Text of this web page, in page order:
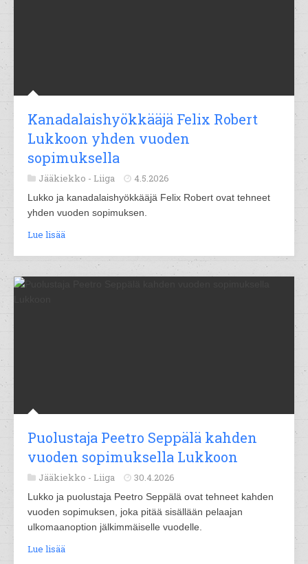
Kanadalaishyökkääjä Felix Robert
Lukkoon yhden vuoden
sopimuksella
Jääkiekko - Liiga 4.5.2026
Lukko ja kanadalaishyökkääjä Felix Robert ovat tehneet
yhden vuoden sopimuksen.
Lue lisää
Puolustaja Peetro Seppälä kahden
vuoden sopimuksella Lukkoon
Jääkiekko - Liiga 30.4.2026
Lukko ja puolustaja Peetro Seppälä ovat tehneet kahden
vuoden sopimuksen, joka pitää sisällään pelaajan
ulkomaanoption jälkimmäiselle vuodelle.
Lue lisää